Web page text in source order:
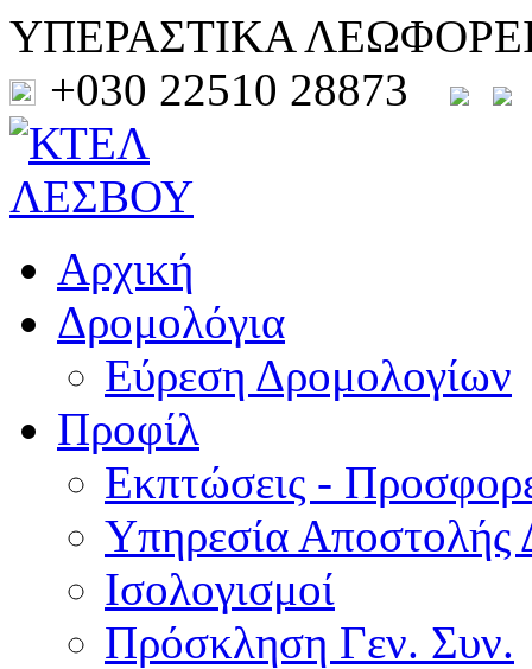
ΥΠΕΡΑΣΤΙΚΑ
+030 22510 28873
Αρχική
Δρομολόγια
Εύρεση Δρομολογίων
Προφίλ
Εκπτώσεις -
Υπηρεσία Αποστολής
Ισολογισμοί
Πρόσκληση Γεν. Συν.